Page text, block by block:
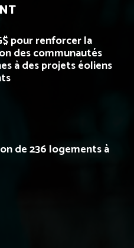
pour renforcer la
des communautés
à des projets éoliens
de 236 logements à